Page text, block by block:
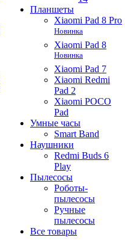
Планшеты
Xiaomi Pad 8 Pro
Новинка
Xiaomi Pad 8
Новинка
Xiaomi Pad 7
Xiaomi Redmi
Pad 2
Xiaomi POCO
Pad
Умные часы
Smart Band
Наушники
Redmi Buds 6
Play
Пылесосы
Роботы-
пылесосы
Ручные
пылесосы
Все товары